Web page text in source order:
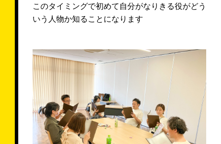
このタイミングで初めて自分がなりきる役がどう
いう人物か知ることになります